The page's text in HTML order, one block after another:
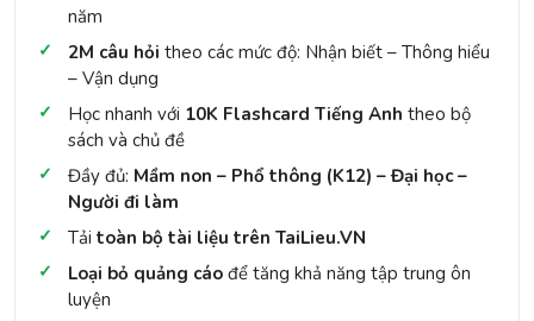
năm
2M câu hỏi theo các mức độ: Nhận biết – Thông hiểu
– Vận dụng
Học nhanh với 10K Flashcard Tiếng Anh theo bộ
sách và chủ đề
Đầy đủ: Mầm non – Phổ thông (K12) – Đại học –
Người đi làm
Tải toàn bộ tài liệu trên TaiLieu.VN
Loại bỏ quảng cáo để tăng khả năng tập trung ôn
luyện